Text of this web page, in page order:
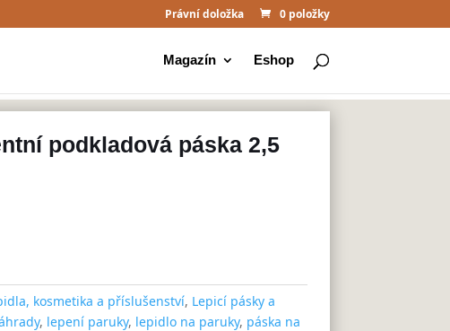
Právní doložka 0 položky
Magazín Eshop
podkladová páska 2,5
kosmetika a příslušenství, Lepicí pásky a
, lepení paruky, lepidlo na paruky, páska na